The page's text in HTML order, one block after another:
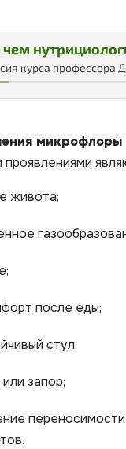
курса профессора
микрофлоры
живота;
после еды;
стул;
запор;